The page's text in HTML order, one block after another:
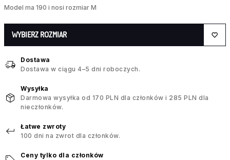
Model ma 190 i nosi rozmiar M
WYBIERZ ROZMIAR
Dostawa
Dostawa w ciągu 4–5 dni roboczych.
Wysyłka
Darmowa wysyłka od 170 PLN dla członków i 285 PLN dla
nieczłonków.
Łatwe zwroty
100 dni na zwrot dla członków.
Ceny tylko dla członków